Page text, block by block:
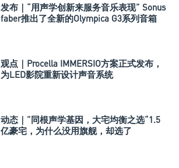
发布｜“用声学创新来服务音乐表现” Sonus
faber推出了全新的Olympica G3系列音箱
观点｜Procella IMMERSIO方案正式发布，
为LED影院重新设计声音系统
动态｜”同根声学基因，大宅均衡之选“1.5
亿豪宅，为什么没用旗舰，却选了